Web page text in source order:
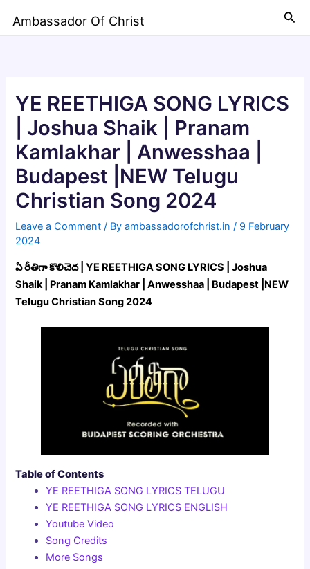
Ambassador Of Christ
YE REETHIGA SONG LYRICS
| Joshua Shaik | Pranam
Kamlakhar | Anwesshaa |
Budapest |NEW Telugu
Christian Song 2024
Leave a Comment / Byambassadorofchrist.in/ 9 February
2024
ఏ రీతిగా కొలిచెద | YE REETHIGA SONG LYRICS | Joshua
Shaik | Pranam Kamlakhar | Anwesshaa | Budapest |NEW
Telugu Christian Song 2024
Table of Contents
YE REETHIGA SONG LYRICS TELUGU
YE REETHIGA SONG LYRICS ENGLISH
Youtube Video
Song Credits
More Songs